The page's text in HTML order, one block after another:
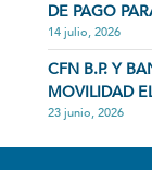
DE PAGO
14 julio, 2026
CFN B.P. Y
MOVILIDAD
23 junio, 2026